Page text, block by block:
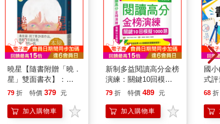
曉星【隨書附贈「曉．
星」雙面書衣】：
2026本屋大賞入圍
的一部作品！
79 折 特價 379 元
加入購物車
新制多益閱讀高分金榜
演練：關鍵10回模擬
1000題（16K）
79 折 特價 489 元
加入購物車
國
式評
年｝
68 折